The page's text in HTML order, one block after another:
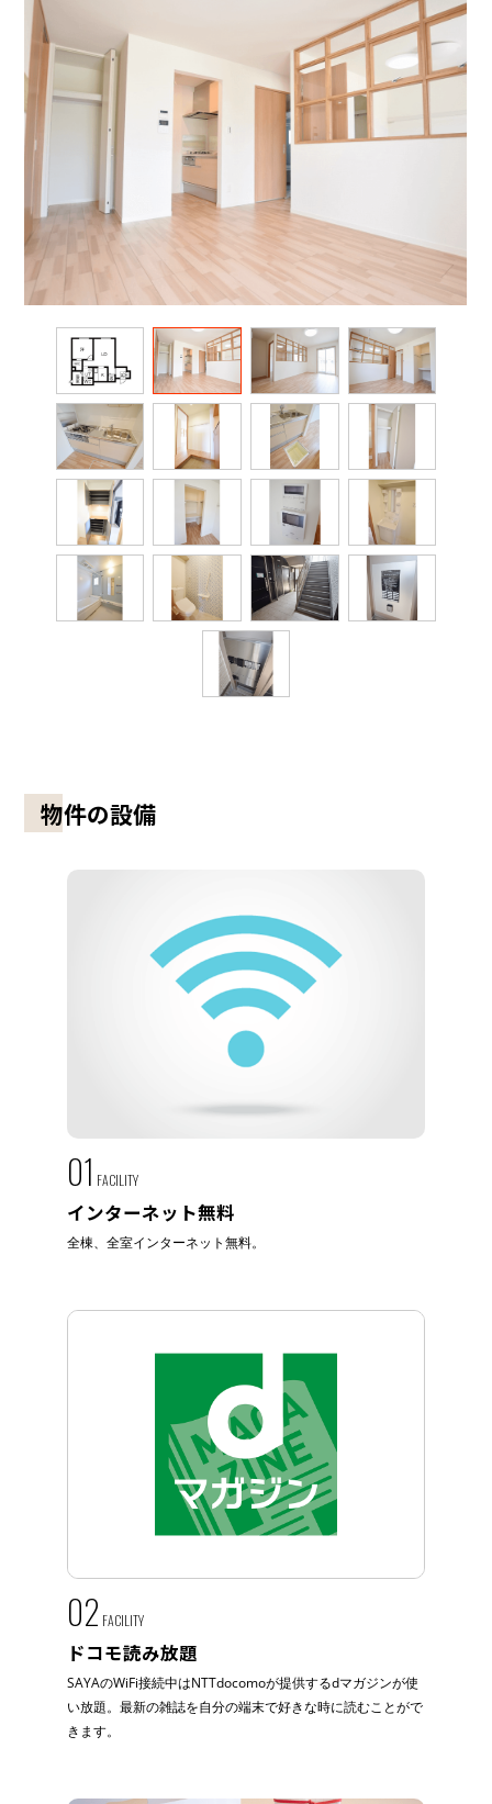
物件の設備
01 FACILITY
インターネット無料
全棟、全室インターネット無料。
02 FACILITY
ドコモ読み放題
SAYAのWiFi接続中はNTTdocomoが提供するdマガジンが使
い放題。最新の雑誌を自分の端末で好きな時に読むことがで
きます。